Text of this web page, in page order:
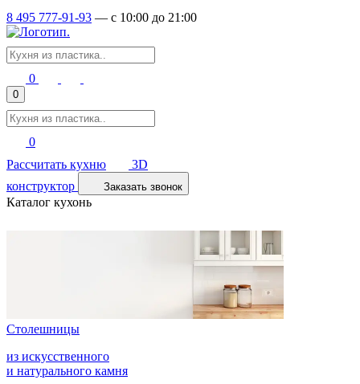
8 495 777-91-93 — c 10:00 до 21:00
0
0
0
Рассчитать кухню
3D
конструктор
Заказать звонок
Каталог кухонь
Столешницы
из искусственного
и натурального камня